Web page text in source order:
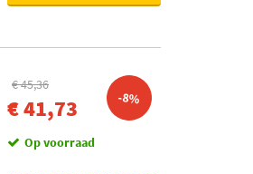
€ 45,36
€ 41,73 -8%
Op voorraad